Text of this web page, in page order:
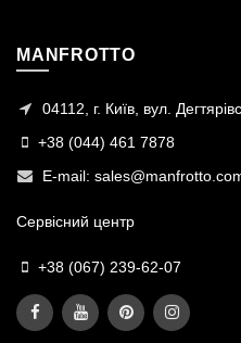
MANFROTTO
04112, г. Київ, вул.
+38 (044) 461 7878
E-mail:
Сервісний центр
+38 (067) 239-62-07